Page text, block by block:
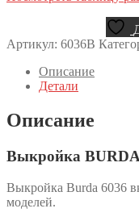
Артикул: 6036B
Описание
Детали
Описание
Выкройка
Выкройка Burda 6036
моделей.